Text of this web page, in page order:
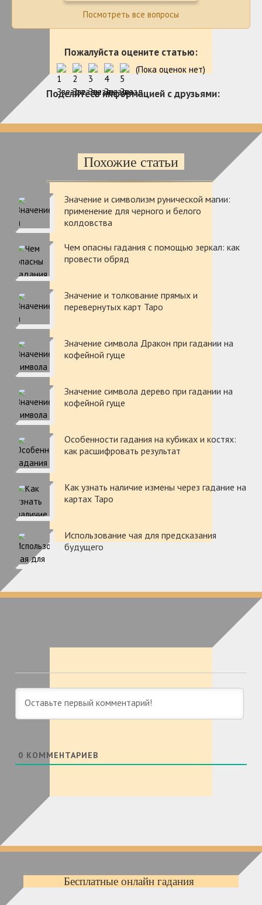
Посмотреть все вопросы
Пожалуйста оцените статью:
(Пока оценок нет)
Поделитесь информацией с друзьями:
Похожие статьи
Значение и символизм рунической магии:
применение для черного и белого
колдовства
Чем опасны гадания с помощью зеркал: как
провести обряд
Значение и толкование прямых и
перевернутых карт Таро
Значение символа Дракон при гадании на
кофейной гуще
Значение символа дерево при гадании на
кофейной гуще
Особенности гадания на кубиках и костях:
как расшифровать результат
Как узнать наличие измены через гадание на
картах Таро
Использование чая для предсказания
будущего
0 КОММЕНТАРИЕВ
Бесплатные онлайн гадания